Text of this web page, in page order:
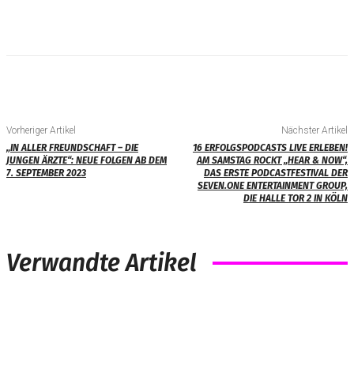
Vorheriger Artikel
„IN ALLER FREUNDSCHAFT – DIE
JUNGEN ÄRZTE“: NEUE FOLGEN AB DEM
7. SEPTEMBER 2023
Nächster Artikel
16 ERFOLGSPODCASTS LIVE ERLEBEN!
AM SAMSTAG ROCKT „HEAR & NOW“,
DAS ERSTE PODCASTFESTIVAL DER
SEVEN.ONE ENTERTAINMENT GROUP,
DIE HALLE TOR 2 IN KÖLN
Verwandte Artikel